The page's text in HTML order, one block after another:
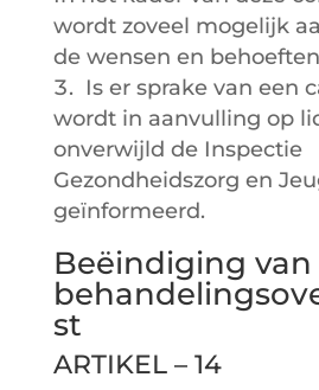
wordt zoveel mogelijk
de wensen en
Is er sprake van een
wordt in aanvulling op
onverwijld de Inspectie
Gezondheidszorg en
geïnformeerd.
Beëindiging van
st
ARTIKEL – 14